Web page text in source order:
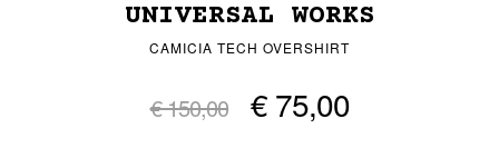
UNIVERSAL WORKS
CAMICIA TECH OVERSHIRT
€ 150,00 € 75,00